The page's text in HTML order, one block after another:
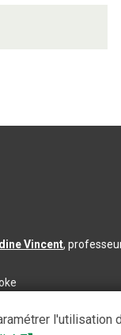
Vincent,
l'utilisation